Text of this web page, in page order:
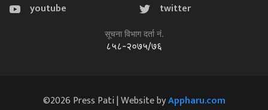
youtube
twitter
सूचना विभाग दर्ता नं.
८५८-२०७५/७६
©2026 Press Pati | Website byAppharu.com